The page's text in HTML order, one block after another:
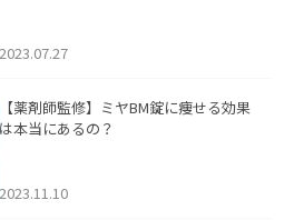
2023.07.27
【薬剤師監修】ミヤBM錠に痩せる効果
は本当にあるの？
2023.11.10